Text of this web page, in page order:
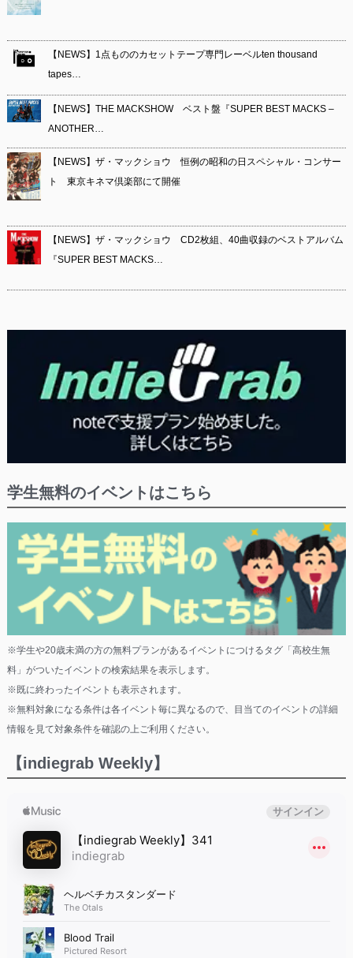
【NEWS】1点もののカセットテープ専門レーベルten thousand
tapes…
【NEWS】THE MACKSHOW ベスト盤『SUPER BEST MACKS –
ANOTHER…
【NEWS】ザ・マックショウ 恒例の昭和の日スペシャル・コンサー
ト 東京キネマ倶楽部にて開催
【NEWS】ザ・マックショウ CD2枚組、40曲収録のベストアルバム
『SUPER BEST MACKS…
学生無料のイベントはこちら
※学生や20歳未満の方の無料プランがあるイベントにつけるタグ「高校生無
料」がついたイベントの検索結果を表示します。
※既に終わったイベントも表示されます。
※無料対象になる条件は各イベント毎に異なるので、目当てのイベントの詳細
情報を見て対象条件を確認の上ご利用ください。
【indiegrab Weekly】